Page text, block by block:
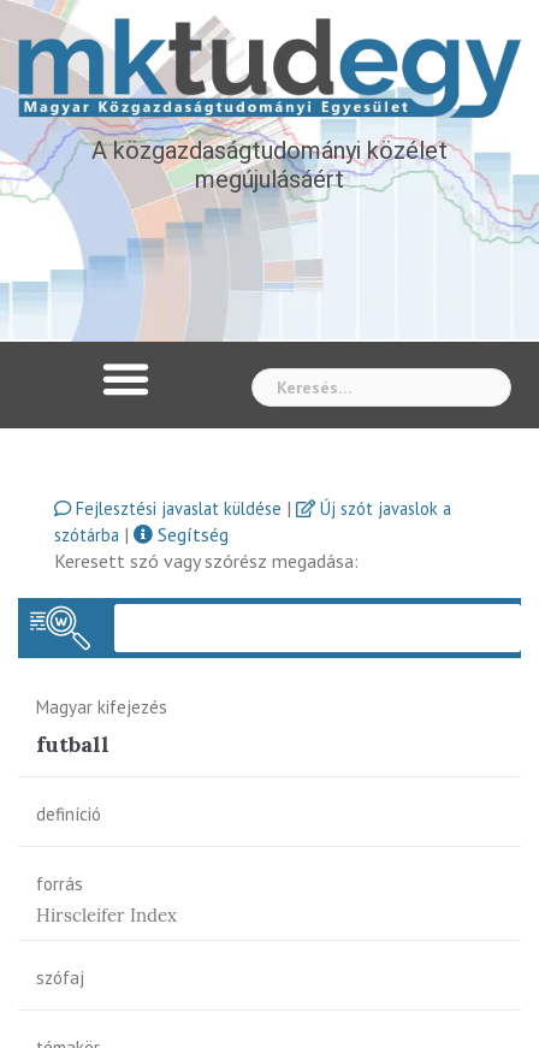
A közgazdaságtudományi közélet
megújulásáért
Fejlesztési javaslat küldése |
Új szót javaslok a
szótárba |
Segítség
Keresett szó vagy szórész megadása:
Magyar kifejezés
futball
definíció
forrás
Hirscleifer Index
szófaj